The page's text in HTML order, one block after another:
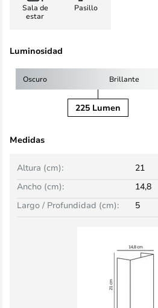
Sala de
estar
Pasillo
Luminosidad
Oscuro Brillante
225 Lumen
Medidas
Ancho (cm): 14,8
Altura (cm): 21
Largo / Profundidad (cm): 5